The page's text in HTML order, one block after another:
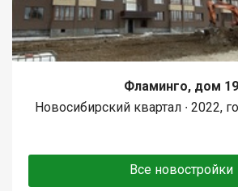
Фламинго, дом 19
Новосибирский квартал ∙ 2022,
Все новостройки